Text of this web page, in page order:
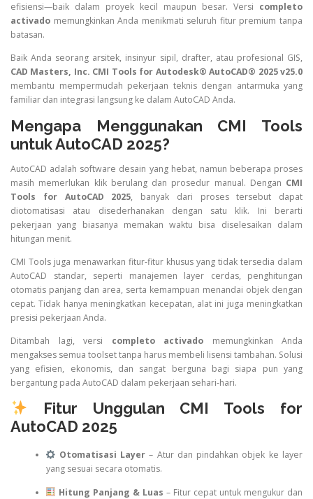
efisiensi—baik dalam proyek kecil maupun besar. Versi completo
activado memungkinkan Anda menikmati seluruh fitur premium tanpa
batasan.
Baik Anda seorang arsitek, insinyur sipil, drafter, atau profesional GIS,
CAD Masters, Inc. CMI Tools for Autodesk® AutoCAD® 2025 v25.0
membantu mempermudah pekerjaan teknis dengan antarmuka yang
familiar dan integrasi langsung ke dalam AutoCAD Anda.
Mengapa Menggunakan CMI Tools
untuk AutoCAD 2025?
AutoCAD adalah software desain yang hebat, namun beberapa proses
masih memerlukan klik berulang dan prosedur manual. Dengan CMI
Tools for AutoCAD 2025, banyak dari proses tersebut dapat
diotomatisasi atau disederhanakan dengan satu klik. Ini berarti
pekerjaan yang biasanya memakan waktu bisa diselesaikan dalam
hitungan menit.
CMI Tools juga menawarkan fitur-fitur khusus yang tidak tersedia dalam
AutoCAD standar, seperti manajemen layer cerdas, penghitungan
otomatis panjang dan area, serta kemampuan menandai objek dengan
cepat. Tidak hanya meningkatkan kecepatan, alat ini juga meningkatkan
presisi pekerjaan Anda.
Ditambah lagi, versi completo activado memungkinkan Anda
mengakses semua toolset tanpa harus membeli lisensi tambahan. Solusi
yang efisien, ekonomis, dan sangat berguna bagi siapa pun yang
bergantung pada AutoCAD dalam pekerjaan sehari-hari.
Fitur Unggulan CMI Tools for
AutoCAD 2025
Otomatisasi Layer – Atur dan pindahkan objek ke layer
yang sesuai secara otomatis.
Hitung Panjang & Luas – Fitur cepat untuk mengukur dan